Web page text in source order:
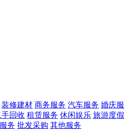
装修建材 商务服务 汽车服务 婚庆服
手回收 租赁服务 休闲娱乐 旅游度假
务 批发采购 其他服务